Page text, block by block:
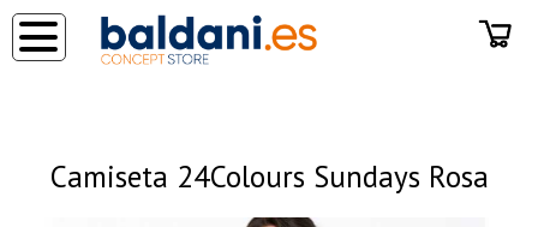
Camiseta 24Colours Sundays Rosa